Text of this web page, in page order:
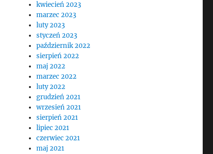
kwiecień 2023
marzec 2023
luty 2023
styczeń 2023
październik 2022
sierpień 2022
maj 2022
marzec 2022
luty 2022
grudzień 2021
wrzesień 2021
sierpień 2021
lipiec 2021
czerwiec 2021
maj 2021